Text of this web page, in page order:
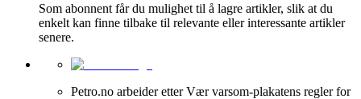
Som abonnent får du mulighet til å lagre artikler, slik at du
enkelt kan finne tilbake til relevante eller interessante artikler
senere.
Petro.no arbeider etter Vær varsom-plakatens regler for